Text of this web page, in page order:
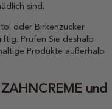
sind.
oder Birkenzucker
Prüfen Sie deshalb
Produkte außerhalb
und